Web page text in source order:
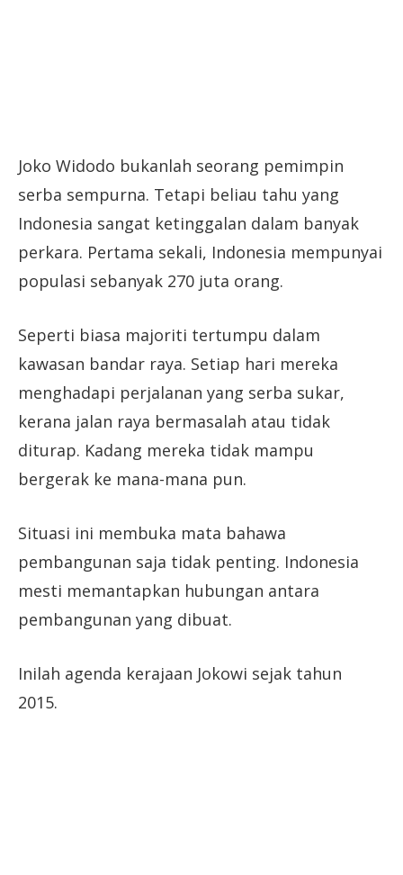
Joko Widodo bukanlah seorang pemimpin
serba sempurna. Tetapi beliau tahu yang
Indonesia sangat ketinggalan dalam banyak
perkara. Pertama sekali, Indonesia mempunyai
populasi sebanyak 270 juta orang.
Seperti biasa majoriti tertumpu dalam
kawasan bandar raya. Setiap hari mereka
menghadapi perjalanan yang serba sukar,
kerana jalan raya bermasalah atau tidak
diturap. Kadang mereka tidak mampu
bergerak ke mana-mana pun.
Situasi ini membuka mata bahawa
pembangunan saja tidak penting. Indonesia
mesti memantapkan hubungan antara
pembangunan yang dibuat.
Inilah agenda kerajaan Jokowi sejak tahun
2015.